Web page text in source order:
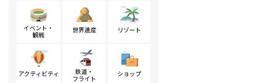
イベント・
観戦
世界遺産 リゾート
アクティビティ
鉄道・
フライト
ショップ